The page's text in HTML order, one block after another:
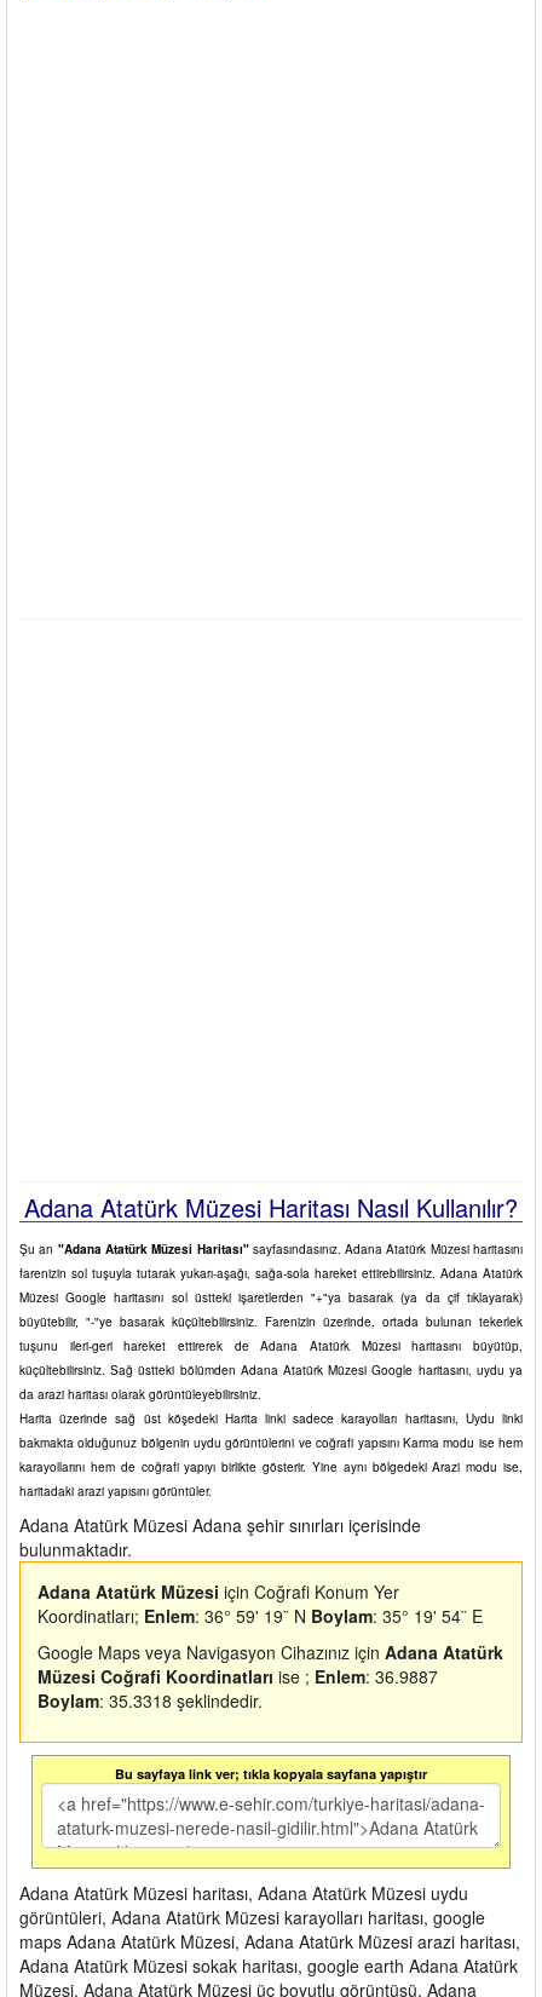
Adana Atatürk Müzesi Haritası Nasıl Kullanılır?
Şu an "Adana Atatürk Müzesi Haritası"sayfasındasınız. Adana Atatürk Müzesi haritasını
farenizin sol tuşuyla tutarak yukarı-aşağı, sağa-sola hareket ettirebilirsiniz. Adana Atatürk
Müzesi Google haritasını sol üstteki işaretlerden "+"ya basarak (ya da çif tıklayarak)
büyütebilir, "-"ye basarak küçültebilirsiniz. Farenizin üzerinde, ortada bulunan tekerlek
tuşunu ileri-geri hareket ettirerek de Adana Atatürk Müzesi haritasını büyütüp,
küçültebilirsiniz. Sağ üstteki bölümden Adana Atatürk Müzesi Google haritasını, uydu ya
da arazi haritası olarak görüntüleyebilirsiniz.
Harita üzerinde sağ üst köşedeki Harita linki sadece karayolları haritasını, Uydu linki
bakmakta olduğunuz bölgenin uydu görüntülerini ve coğrafi yapısını Karma modu ise hem
karayollarını hem de coğrafi yapıyı birlikte gösterir. Yine aynı bölgedeki Arazi modu ise,
haritadaki arazi yapısını görüntüler.
Adana Atatürk Müzesi Adana şehir sınırları içerisinde
bulunmaktadır.
Adana Atatürk Müzesi için Coğrafi Konum Yer
Koordinatları; Enlem: 36° 59' 19¨ N Boylam: 35° 19' 54¨ E
Google Maps veya Navigasyon Cihazınız için Adana Atatürk
Müzesi Coğrafi Koordinatları ise ; Enlem: 36.9887
Boylam: 35.3318 şeklindedir.
Bu sayfaya link ver; tıkla kopyala sayfana yapıştır
Adana Atatürk Müzesi haritası, Adana Atatürk Müzesi uydu
görüntüleri, Adana Atatürk Müzesi karayolları haritası, google
maps Adana Atatürk Müzesi, Adana Atatürk Müzesi arazi haritası,
Adana Atatürk Müzesi sokak haritası, google earth Adana Atatürk
Müzesi, Adana Atatürk Müzesi üç boyutlu görüntüsü, Adana